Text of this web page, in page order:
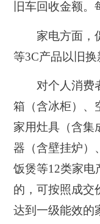
旧车回收金额。
家电方面，促
等3C产品以旧换
对个人消费者
箱（含冰柜）、
家用灶具（含集
器（含壁挂炉）
饭煲等12类家电
的，可按照成交
达到一级能效的